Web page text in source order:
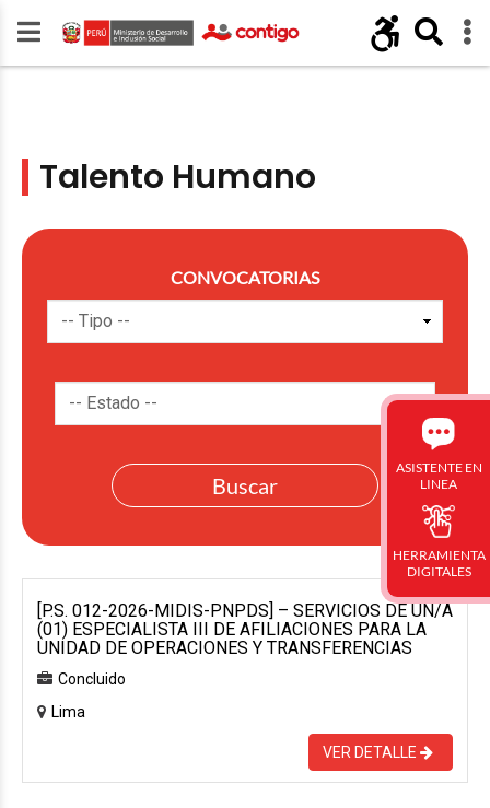
Talento Humano
CONVOCATORIAS
[P.S. 012-2026-MIDIS-PNPDS] – SERVICIOS DE UN/A
(01) ESPECIALISTA III DE AFILIACIONES PARA LA
UNIDAD DE OPERACIONES Y TRANSFERENCIAS
Concluido
Lima
VER DETALLE
ASISTENTE EN
LINEA
HERRAMIENTA
DIGITALES